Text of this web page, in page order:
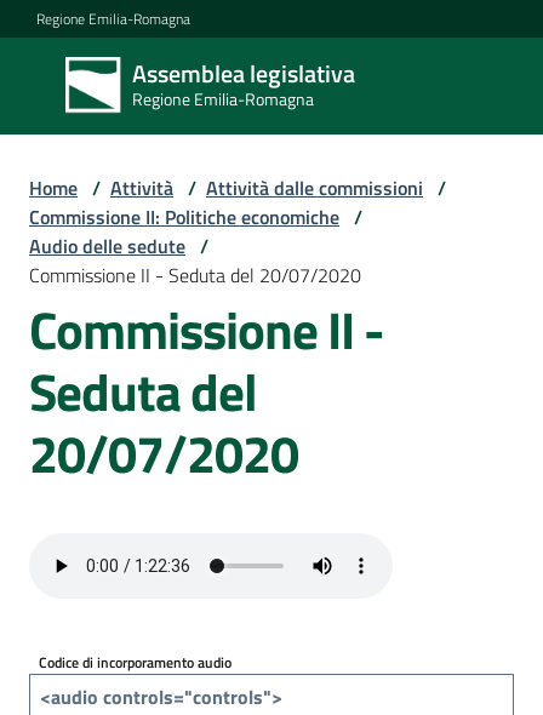
Vai al contenuto
Vai alla navigazione
Vai al footer
Regione Emilia-Romagna
Assemblea legislativa
Regione Emilia-Romagna
Assemblea
legislativa
Regione Emilia-
Assemblea
Attività
Argomenti
Per
Home / Attività / Attività dalle commissioni /
Commissione II: Politiche economiche /
Audio delle sedute /
Commissione II - Seduta del 20/07/2020
Commissione II -
Seduta del
20/07/2020
Codice di incorporamento audio